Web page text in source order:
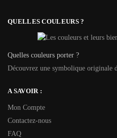
QUELLES COULEURS ?
Quelles couleurs porter ?
Découvrez une symbolique originale
A SAVOIR :
Mon Compte
Contactez-nous
FAQ